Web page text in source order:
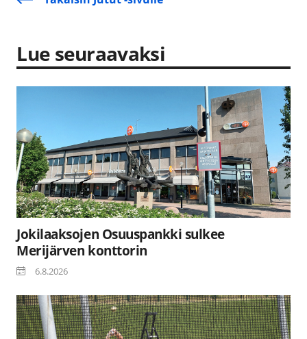
Lue seuraavaksi
Jokilaaksojen Osuuspankki sulkee
Merijärven konttorin
6.8.2026